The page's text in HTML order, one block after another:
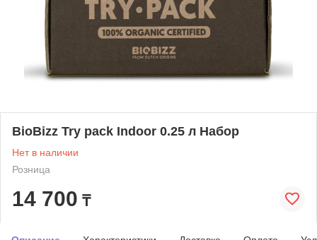
BioBizz Try pack Indoor 0.25 л Набор
Нет в наличии
Розница
14 700 ₸